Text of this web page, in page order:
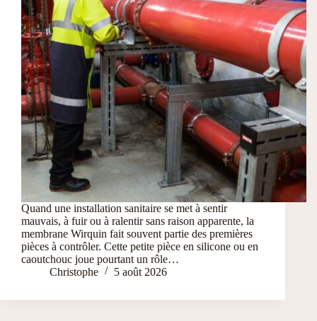
Quand une installation sanitaire se met à sentir
mauvais, à fuir ou à ralentir sans raison apparente, la
membrane Wirquin fait souvent partie des premières
pièces à contrôler. Cette petite pièce en silicone ou en
caoutchouc joue pourtant un rôle…
Christophe
5 août 2026